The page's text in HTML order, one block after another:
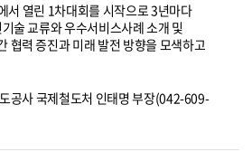
서 열린 1차대회를 시작으로 3년마다
술 교류와 우수서비스사례 소개 및
협력 증진과 미래 발전 방향을 모색하고
공사 국제철도처 인태명 부장(042-609-